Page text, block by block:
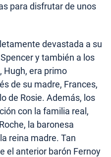
para disfrutar de unos
devastada a su
y también a los
Hugh, era primo
de su madre, Frances,
de Rosie. Además, los
con la familia real,
la baronesa
reina madre. Tan
el anterior barón Fernoy